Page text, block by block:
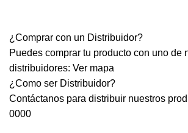
¿Comprar con un Distribuidor?
Puedes comprar tu producto con uno de
distribuidores:Ver mapa
¿Como ser Distribuidor?
Contáctanos para distribuir nuestros
0000